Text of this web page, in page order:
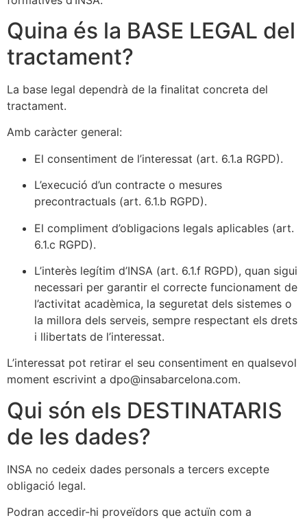
Quina és la BASE LEGAL del
tractament?
La base legal dependrà de la finalitat concreta del
tractament.
Amb caràcter general:
El consentiment de l’interessat (art. 6.1.a RGPD).
L’execució d’un contracte o mesures
precontractuals (art. 6.1.b RGPD).
El compliment d’obligacions legals aplicables (art.
6.1.c RGPD).
L’interès legítim d’INSA (art. 6.1.f RGPD), quan sigui
necessari per garantir el correcte funcionament de
l’activitat acadèmica, la seguretat dels sistemes o
la millora dels serveis, sempre respectant els drets
i llibertats de l’interessat.
L’interessat pot retirar el seu consentiment en qualsevol
moment escrivint a dpo@insabarcelona.com.
Qui són els DESTINATARIS
de les dades?
INSA no cedeix dades personals a tercers excepte
obligació legal.
Podran accedir-hi proveïdors que actuïn com a